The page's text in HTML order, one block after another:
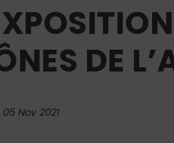
DE
Nov 2021